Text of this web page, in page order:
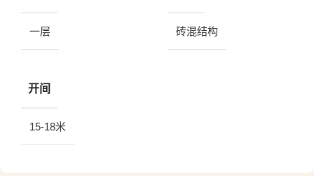
一层 砖混结构
开间
15-18米